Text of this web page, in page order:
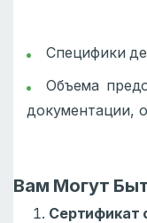
Специфики
Объема
документации,
Вам Могут
Сертификат